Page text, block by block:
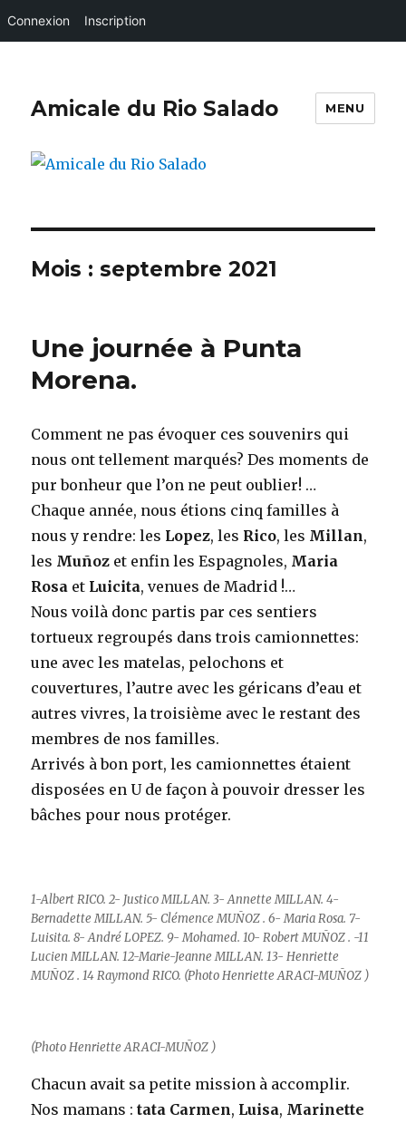
Connexion Inscription
Amicale du Rio Salado MENU
Mois :septembre 2021
Une journée à Punta
Morena.
Comment ne pas évoquer ces souvenirs qui
nous ont tellement marqués? Des moments de
pur bonheur que l’on ne peut oublier! …
Chaque année, nous étions cinq familles à
nous y rendre: les Lopez, les Rico, les Millan,
les Muñoz et enfin les Espagnoles, Maria
Rosa et Luicita, venues de Madrid !…
Nous voilà donc partis par ces sentiers
tortueux regroupés dans trois camionnettes:
une avec les matelas, pelochons et
couvertures, l’autre avec les géricans d’eau et
autres vivres, la troisième avec le restant des
membres de nos familles.
Arrivés à bon port, les camionnettes étaient
disposées en U de façon à pouvoir dresser les
bâches pour nous protéger.
1-Albert RICO. 2- Justico MILLAN. 3- Annette MILLAN. 4-
Bernadette MILLAN. 5- ClémenceMUÑOZ. 6- Maria Rosa. 7-
Luisita. 8- André LOPEZ. 9- Mohamed. 10- Robert MUÑOZ . -11
Lucien MILLAN. 12-Marie-Jeanne MILLAN. 13- Henriette
MUÑOZ. 14 Raymond RICO. (PhotoHenriette ARACI-MUÑOZ )
(PhotoHenriette ARACI-MUÑOZ )
Chacun avait sa petite mission à accomplir.
Nos mamans :tata Carmen, Luisa, Marinette